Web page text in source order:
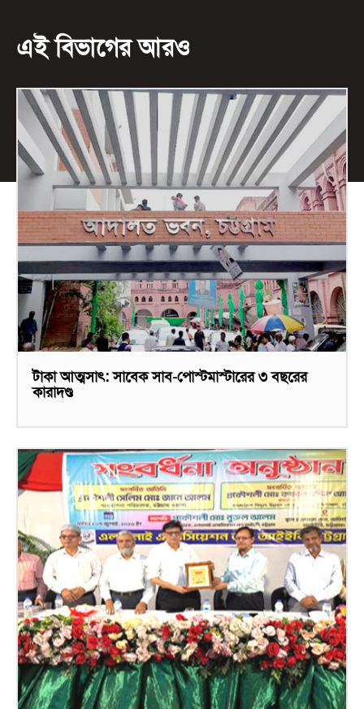
এই বিভাগের আরও
টাকা আত্মসাৎ: সাবেক সাব-পোস্টমাস্টারের ৩ বছরের
কারাদণ্ড